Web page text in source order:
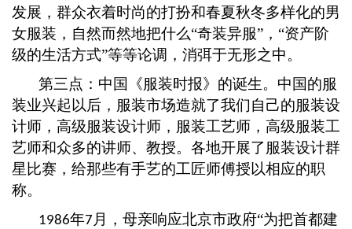
发展，群众衣着时尚的打扮和春夏秋冬多样化的男
女服装，自然而然地把什么“奇装异服”，“资产阶
级的生活方式”等等论调，消弭于无形之中。
第三点：中国《服装时报》的诞生。中国的服
装业兴起以后，服装市场造就了我们自己的服装设
计师，高级服装设计师，服装工艺师，高级服装工
艺师和众多的讲师、教授。各地开展了服装设计群
星比赛，给那些有手艺的工匠师傅授以相应的职
称。
1986年7 月，母亲响应北京市政府“为把首都建